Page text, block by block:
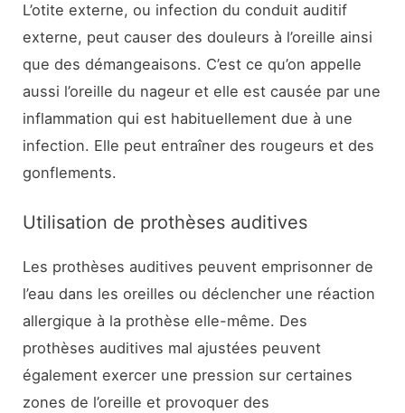
L’otite externe, ou infection du conduit auditif
externe, peut causer des douleurs à l’oreille ainsi
que des démangeaisons. C’est ce qu’on appelle
aussi l’oreille du nageur et elle est causée par une
inflammation qui est habituellement due à une
infection. Elle peut entraîner des rougeurs et des
gonflements.
Utilisation de prothèses auditives
Les prothèses auditives peuvent emprisonner de
l’eau dans les oreilles ou déclencher une réaction
allergique à la prothèse elle-même. Des
prothèses auditives mal ajustées peuvent
également exercer une pression sur certaines
zones de l’oreille et provoquer des